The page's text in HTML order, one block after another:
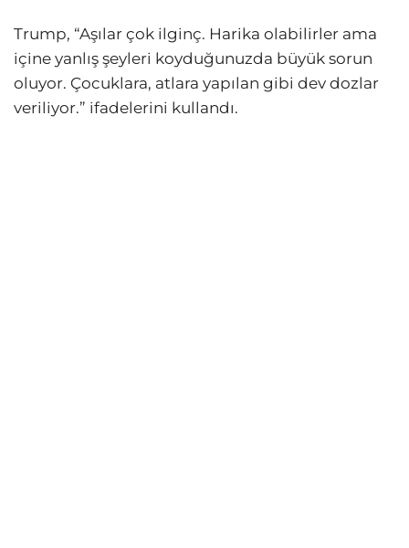
Trump, “Aşılar çok ilginç. Harika olabilirler ama
içine yanlış şeyleri koyduğunuzda büyük sorun
oluyor. Çocuklara, atlara yapılan gibi dev dozlar
veriliyor.” ifadelerini kullandı.